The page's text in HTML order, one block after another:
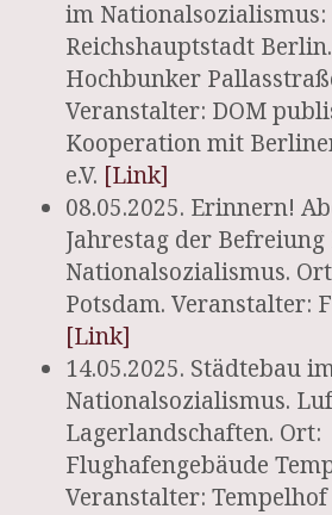
im Nationalsozialismus:
Reichshauptstadt
Hochbunker
Veranstalter: DOM
Kooperation mit
e.V. [Link]
08.05.2025. Erinnern!
Jahrestag der
Nationalsozialismus.
Potsdam. Veranstalter:
[Link]
14.05.2025. Städtebau
Nationalsozialismus.
Lagerlandschaften. Ort:
Flughafengebäude
Veranstalter: